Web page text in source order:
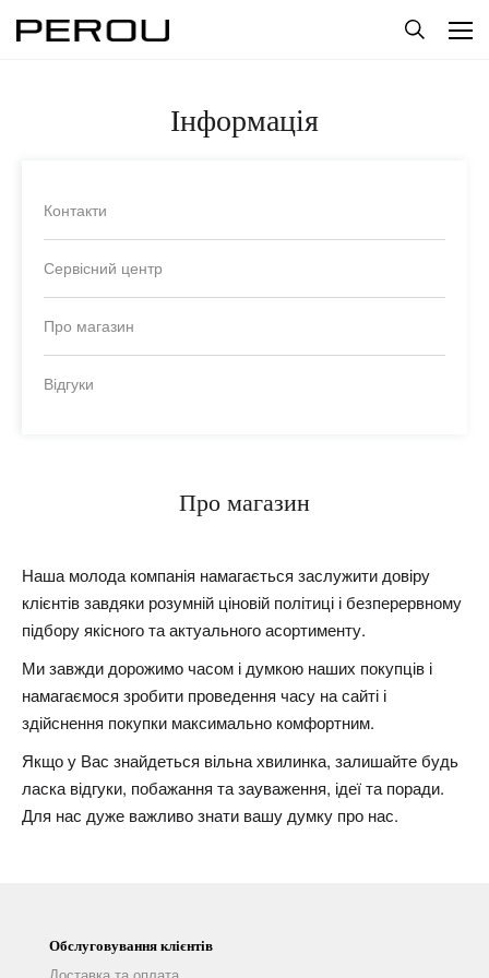
Інформація
Контакти
Сервісний центр
Про магазин
Відгуки
Про магазин
Наша молода компанія намагається заслужити довіру
клієнтів завдяки розумній ціновій політиці і безперервному
підбору якісного та актуального асортименту.
Ми завжди дорожимо часом і думкою наших покупців і
намагаємося зробити проведення часу на сайті і
здійснення покупки максимально комфортним.
Якщо у Вас знайдеться вільна хвилинка, залишайте будь
ласка відгуки, побажання та зауваження, ідеї та поради.
Для нас дуже важливо знати вашу думку про нас.
Обслуговування клієнтів